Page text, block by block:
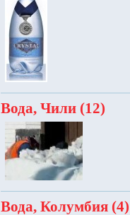
Вода, Чили (12)
Вода, Колумбия (4)